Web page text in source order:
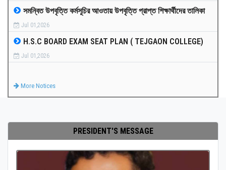
CO-CURRICULUM
RESULTS
সমন্বিত উপবৃত্তি কর্মসূচির আওতায় উপবৃত্তি প্রাপ্ত শিক্ষার্থীদের তালিকা
Jul 01,2026
H.S.C BOARD EXAM SEAT PLAN ( TEJGAON COLLEGE)
Jul 01,2026
More Notices
PRESIDENT'S MESSAGE